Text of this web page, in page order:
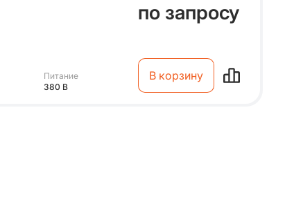
Питание
380 В
по запросу
В корзину